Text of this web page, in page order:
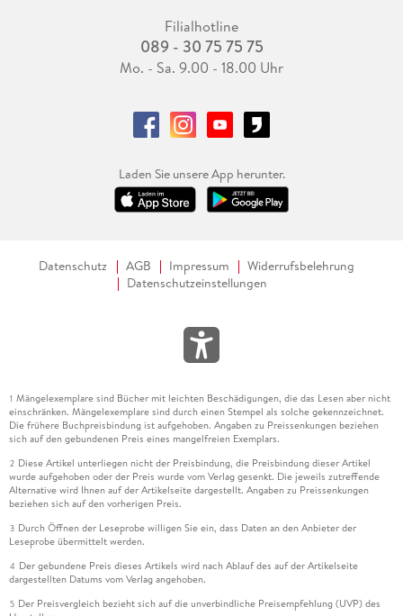
Filialhotline
089 - 30 75 75 75
Mo. - Sa. 9.00 - 18.00 Uhr
Laden Sie unsere App herunter.
Datenschutz AGB Impressum
Widerrufsbelehrung
Datenschutzeinstellungen
1 Mängelexemplare sind Bücher mit leichten Beschädigungen, die das Lesen aber nicht
einschränken. Mängelexemplare sind durch einen Stempel als solche gekennzeichnet.
Die frühere Buchpreisbindung ist aufgehoben. Angaben zu Preissenkungen beziehen
sich auf den gebundenen Preis eines mangelfreien Exemplars.
2 Diese Artikel unterliegen nicht der Preisbindung, die Preisbindung dieser Artikel
wurde aufgehoben oder der Preis wurde vom Verlag gesenkt. Die jeweils zutreffende
Alternative wird Ihnen auf der Artikelseite dargestellt. Angaben zu Preissenkungen
beziehen sich auf den vorherigen Preis.
3 Durch Öffnen der Leseprobe willigen Sie ein, dass Daten an den Anbieter der
Leseprobe übermittelt werden.
4 Der gebundene Preis dieses Artikels wird nach Ablauf des auf der Artikelseite
dargestellten Datums vom Verlag angehoben.
5 Der Preisvergleich bezieht sich auf die unverbindliche Preisempfehlung (UVP) des